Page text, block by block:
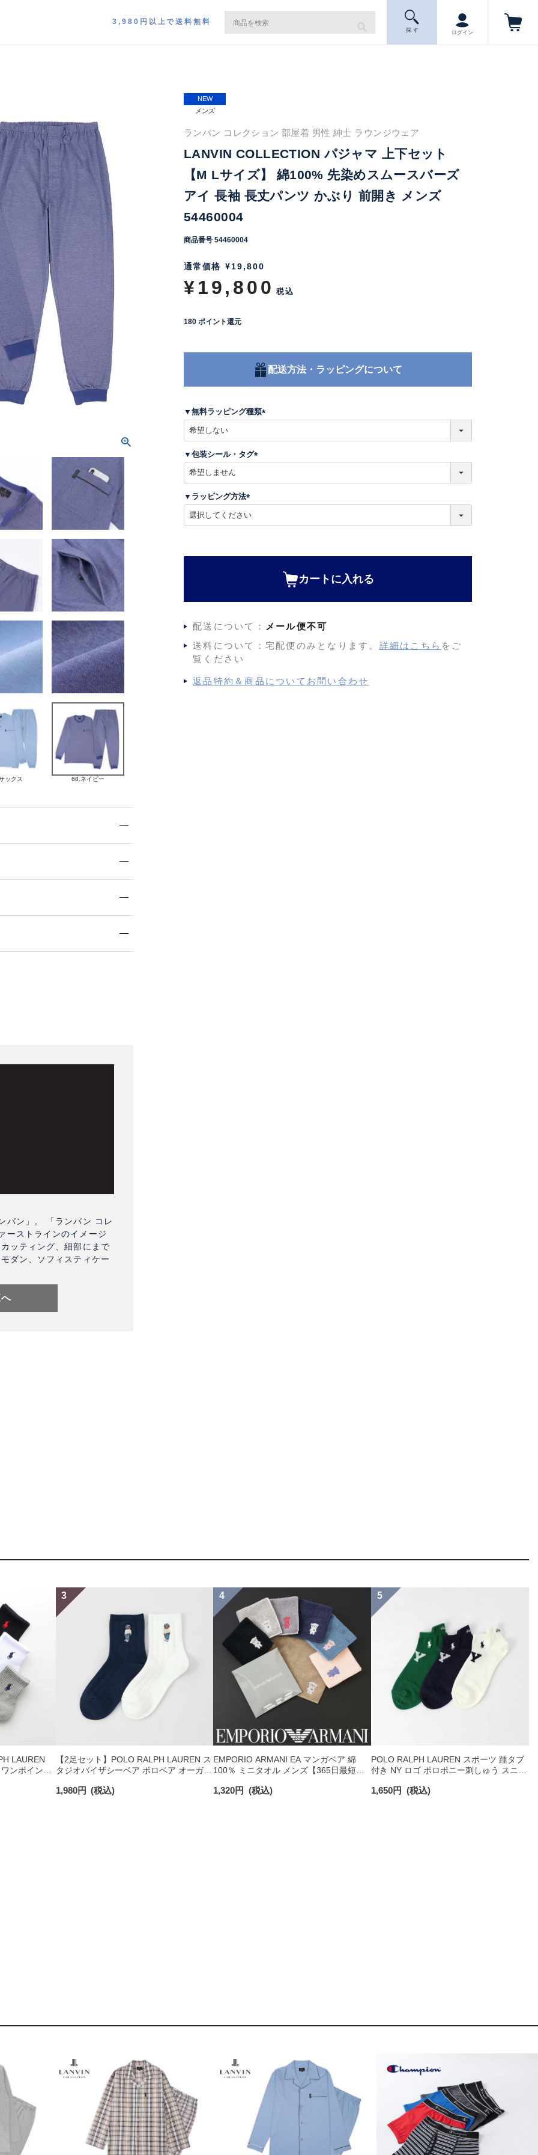
3,980円以上で送料無料
探 す ログイン
ックス 68.ネイビー
バン」。 「ランバン コレ
ーストラインのイメージ
ッティング、細部にまで
ダン、ソフィスティケー
NEW
メンズ
ランバン コレクション 部屋着 男性 紳士 ラウンジウェア
LANVIN COLLECTION パジャマ 上下セット
【M Lサイズ】 綿100% 先染めスムースバーズ
アイ 長袖 長丈パンツ かぶり 前開き メンズ
54460004
商品番号 54460004
通常価格 ¥19,800
¥19,800 税込
180 ポイント還元
配送方法・ラッピングについて
▼無料ラッピング種類
)
▼包装シール・タグ
)
▼ラッピング方法
カートに入れる
配送について：
メール便不可
送料について：宅配便のみとなります。 詳細はこちら をご
覧ください
返品特約＆商品についてお問い合わせ
LAUREN
ンポイント
【2足セット】POLO RALPH LAUREN ス
タジオバイザシーベア ポロベア オーガニ
ンズ レディース 92009650
1,980円 (税込)
EMPORIO ARMANI EA マンガベア 綿
100％ ミニタオル メンズ【365日最短翌
1,320円 (税込)
POLO RALPH LAUREN スポーツ 踵タブ
付き NY ロゴ ポロポニー刺しゅう スニー
ソックス 02022328
1,650円 (税込)